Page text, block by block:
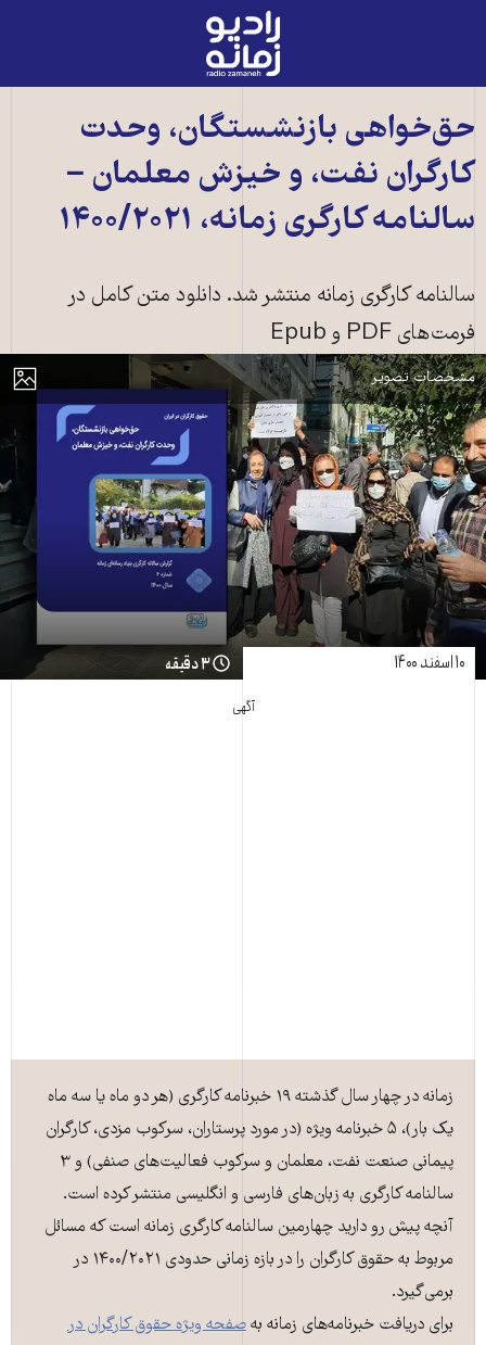
رادیو
زمانه
به
اصلی
حق‌خواهی بازنشستگان، وحدت
کارگران نفت، و خیزش معلمان −
سالنامه کارگری زمانه، ۱۴۰۰/۲۰۲۱
سالنامه کارگری زمانه منتشر شد. دانلود متن کامل در
فرمت‌های PDF و Epub
نمایش
مشخصات تصویر
بازنشستگان و مستمری بگیران صندوق بازنشستگی فولاد مقابل ساختمان صندوق
مرکزی فولاد در تهران
۱۰ اسفند ۱۴۰۰ ۳ دقیقه
آگهی
زمانه در چهار سال گذشته ۱۹ خبرنامه کارگری (هر دو ماه یا سه ماه
یک بار)، ۵ خبرنامه ویژه (در مورد پرستاران، سرکوب مزدی، کارگران
پیمانی صنعت نفت، معلمان و سرکوب فعالیت‌های صنفی) و ۳
سالنامه کارگری به زبان‌های فارسی و انگلیسی منتشر کرده است.
آنچه پیش رو دارید چهارمین سالنامه کارگری زمانه است که مسائل
مربوط به حقوق کارگران را در بازه زمانی حدودی ۱۴۰۰/۲۰۲۱ در
برمی‌گیرد.
برای دریافت خبرنامه‌های زمانه بهصفحه ویژه حقوق کارگران در